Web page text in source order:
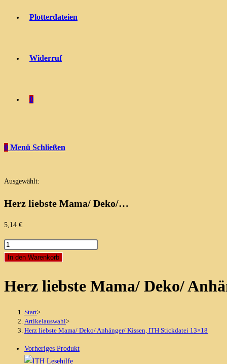
Plotterdateien
Widerruf
0
0 Menü Schließen
Ausgewählt:
Herz liebste Mama/ Deko/…
5,14 €
Herz
liebste
Deko/
Stickdatei
In den Warenkorb
Herz liebste Mama/ Deko/
Start>
Artikelauswahl>
Herz liebste Mama/ Deko/ Anhänger/ Kissen, ITH Stickdatei 13×18
Vorheriges Produkt